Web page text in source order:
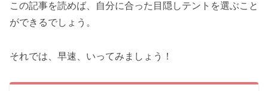
この記事を読めば、自分に合った目隠しテントを選ぶこと
ができるでしょう。
それでは、早速、いってみましょう！